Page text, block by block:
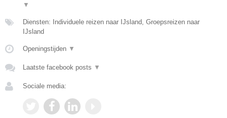
▼
Diensten: Individuele reizen naar IJsland, Groepsreizen naar
IJsland
Openingstijden ▼
Laatste facebook posts ▼
Sociale media: